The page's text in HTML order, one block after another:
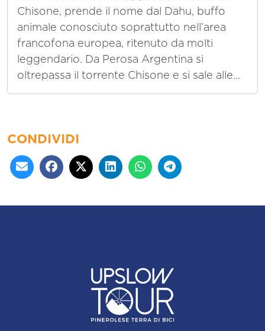
Chisone, prende il nome dal Dahu, buffo
animale conosciuto soprattutto nell’area
francofona europea, ritenuto da molti
leggendario. Da Perosa Argentina si
oltrepassa il torrente Chisone e si sale alle...
CONDIVIDI